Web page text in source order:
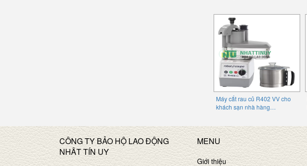
Máy cắt rau củ R402 VV cho
khách sạn nhà hàng…
CÔNG TY BẢO HỘ LAO ĐỘNG
NHÂT TÍN UY
MENU
Giới thiệu